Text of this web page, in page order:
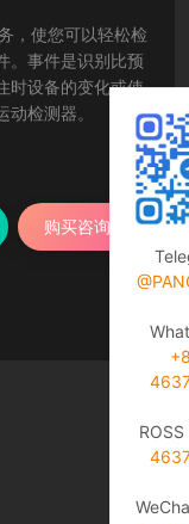
，使您可以轻松检
。事件是识别比预
时设备的变化或使
检测器。
购买咨询